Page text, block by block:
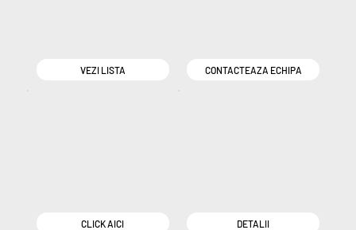
VEZI LISTA CONTACTEAZA ECHIPA
CLICK AICI DETALII